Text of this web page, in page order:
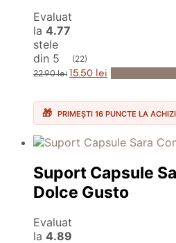
Evaluat
la 4.77
stele
din 5
(22)
22.90lei Prețul
inițial
fost:
22.90 lei.
15.50 lei Prețul
curent
15.50 lei.
PRIMEȘTI 16 PUNCTE LA
Suport Capsule
Dolce Gusto
Evaluat
la 4.89